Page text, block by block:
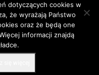
dotyczących cookies w
że wyrażają Państwo
oraz że będą one
informacji znajdą